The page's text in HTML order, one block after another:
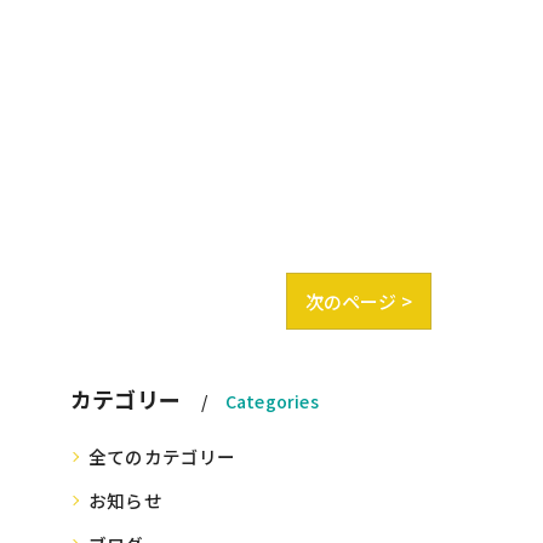
次のページ >
カテゴリー Categories
全てのカテゴリー
お知らせ